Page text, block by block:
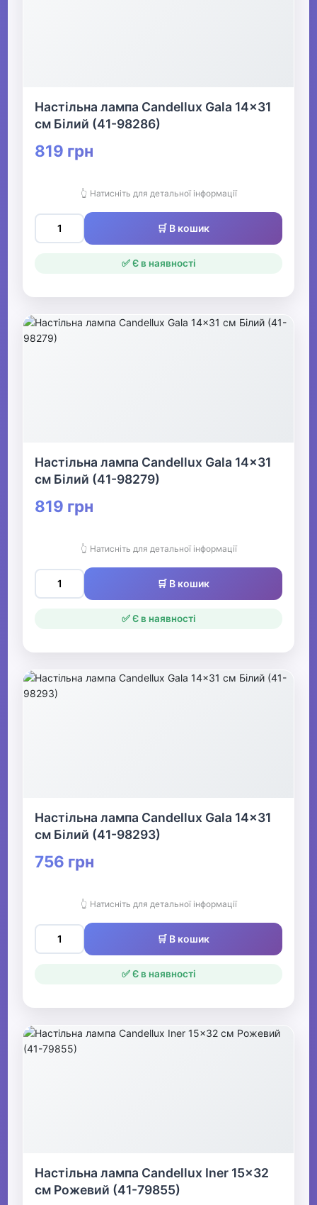
Настільна лампа Candellux Gala 14x31
см Білий (41-98286)
819 грн
👆 Натисніть для детальної інформації
🛒 В кошик
✅ Є в наявності
Настільна лампа Candellux Gala 14x31
см Білий (41-98279)
819 грн
👆 Натисніть для детальної інформації
🛒 В кошик
✅ Є в наявності
Настільна лампа Candellux Gala 14x31
см Білий (41-98293)
756 грн
👆 Натисніть для детальної інформації
🛒 В кошик
✅ Є в наявності
Настільна лампа Candellux Iner 15x32
см Рожевий (41-79855)